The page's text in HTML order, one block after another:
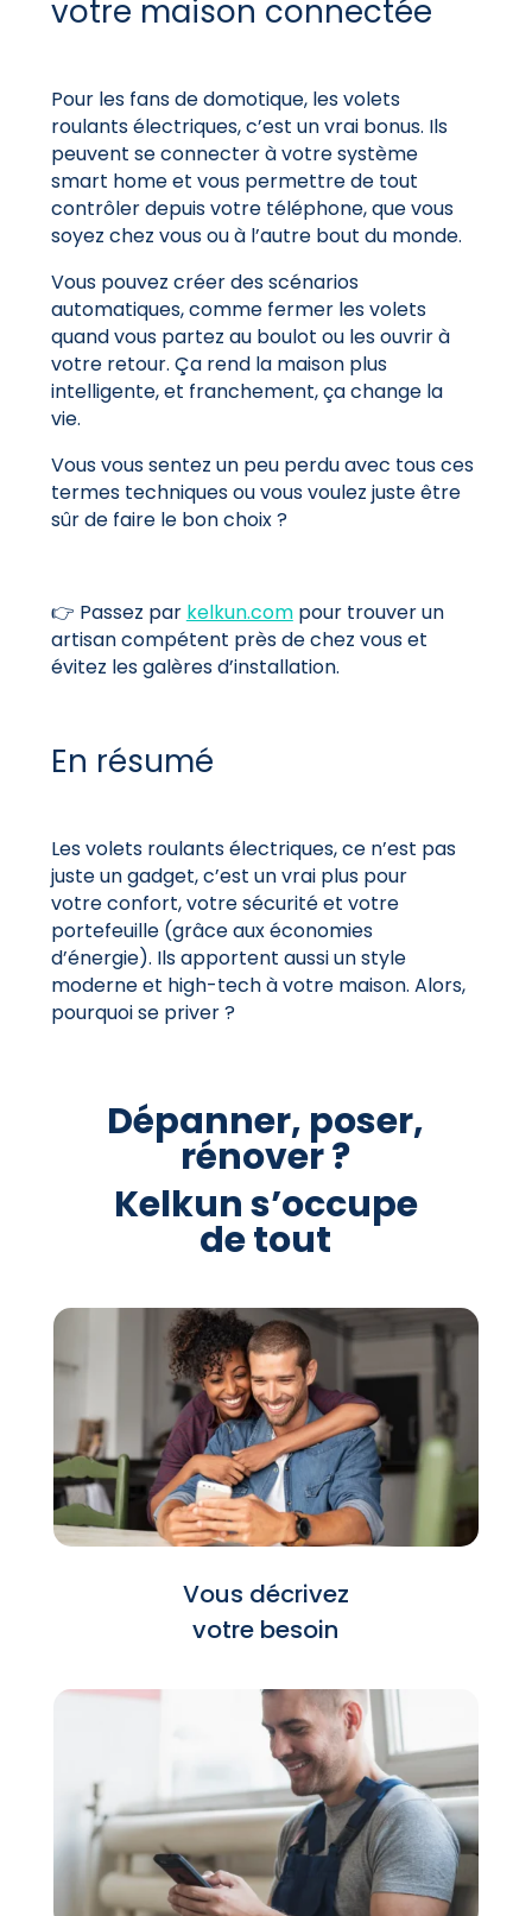
votre maison connectée
Pour les fans de domotique, les volets
roulants électriques, c’est un vrai bonus. Ils
peuvent se connecter à votre système
smart home et vous permettre de tout
contrôler depuis votre téléphone, que vous
soyez chez vous ou à l’autre bout du monde.
Vous pouvez créer des scénarios
automatiques, comme fermer les volets
quand vous partez au boulot ou les ouvrir à
votre retour. Ça rend la maison plus
intelligente, et franchement, ça change la
vie.
Vous vous sentez un peu perdu avec tous ces
termes techniques ou vous voulez juste être
sûr de faire le bon choix ?
👉 Passez par kelkun.compour trouver un
artisan compétent près de chez vous et
évitez les galères d’installation.
En résumé
Les volets roulants électriques, ce n’est pas
juste un gadget, c’est un vrai plus pour
votreconfort, votre sécurité et votre
portefeuille (grâce aux économies
d’énergie). Ils apportent aussi un style
moderne et high-tech à votre maison. Alors,
pourquoi se priver ?
Dépanner, poser,
rénover ?
Kelkun s’occupe
de tout
Vous décrivez
votre besoin